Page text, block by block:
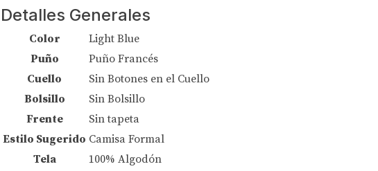
Detalles Generales
Color
Light Blue
Puño
Puño Francés
Cuello
Sin Botones en el Cuello
Bolsillo
Sin Bolsillo
Frente
Sin tapeta
Estilo Sugerido Camisa Formal
Tela
100% Algodón